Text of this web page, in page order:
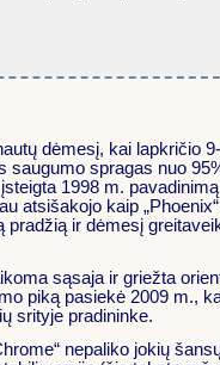
dėmesį, kai lapkričio
saugumo spragas nuo
1998 m.
atsišakojo kaip
pradžią ir dėmesį
sąsaja ir griežta
piką pasiekė 2009 m.,
srityje pradininke.
nepaliko jokių